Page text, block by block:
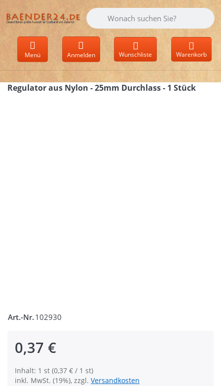
Geben Sie einen Suchbegriff ein.
Menü Anmelden Wunschliste Warenkorb
Regulator aus Nylon - 25mm Durchlass - 1 Stück
Art.-Nr. 102930
0,37 €
Inhalt: 1 st (0,37 € / 1 st)
inkl. MwSt. (19%), zzgl. Versandkosten